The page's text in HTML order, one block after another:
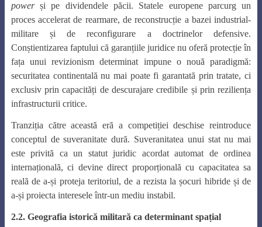
powerși pe dividendele păcii. Statele europene parcurg un
proces accelerat de rearmare, de reconstrucție a bazei industrial-
militare și de reconfigurare a doctrinelor defensive.
Conștientizarea faptului că garanțiile juridice nu oferă protecție în
fața unui revizionism determinat impune o nouă paradigmă:
securitatea continentală nu mai poate fi garantată prin tratate, ci
exclusiv prin capacități de descurajare credibile și prin reziliența
infrastructurii critice.
Tranziția către această eră a competiției deschise reintroduce
conceptul de suveranitate dură. Suveranitatea unui stat nu mai
este privită ca un statut juridic acordat automat de ordinea
internațională, ci devine direct proporțională cu capacitatea sa
reală de a-și proteja teritoriul, de a rezista la șocuri hibride și de
a-și proiecta interesele într-un mediu instabil.
2.2. Geografia istorică militară ca determinant spațial